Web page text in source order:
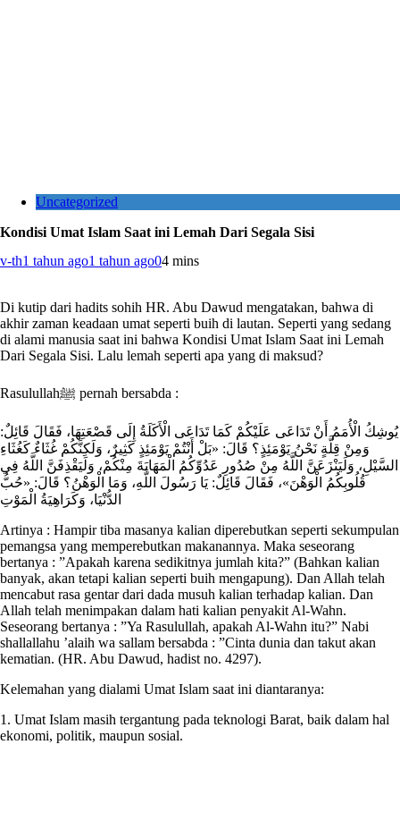
Uncategorized
Kondisi Umat Islam Saat ini Lemah Dari Segala Sisi
v-th1 tahun ago1 tahun ago04 mins
Di kutip dari hadits sohih HR. Abu Dawud mengatakan, bahwa di
akhir zaman keadaan umat seperti buih di lautan. Seperti yang sedang
di alami manusia saat ini bahwa Kondisi Umat Islam Saat ini Lemah
Dari Segala Sisi. Lalu lemah seperti apa yang di maksud?
Rasulullahﷺ pernah bersabda :
يُوشِكُ الْأُمَمُ أَنْ تَدَاعَى عَلَيْكُمْ كَمَا تَدَاعَى الْأَكَلَةُ إِلَى قَصْعَتِهَا، فَقَالَ قَائِلٌ:
وَمِنْ قِلَّةٍ نَحْنُ يَوْمَئِذٍ؟ قَالَ: «بَلْ أَنْتُمْ يَوْمَئِذٍ كَثِيرٌ، وَلَكِنَّكُمْ غُثَاءٌ كَغُثَاءِ
السَّيْلِ، وَلَيَنْزَعَنَّ اللَّهُ مِنْ صُدُورِ عَدُوِّكُمُ الْمَهَابَةَ مِنْكُمْ، وَلَيَقْذِفَنَّ اللَّهُ فِي
قُلُوبِكُمُ الْوَهْنَ»، فَقَالَ قَائِلٌ: يَا رَسُولَ اللَّهِ، وَمَا الْوَهْنُ؟ قَالَ: «حُبُّ
الدُّنْيَا، وَكَرَاهِيَةُ الْمَوْتِ
Artinya : Hampir tiba masanya kalian diperebutkan seperti sekumpulan
pemangsa yang memperebutkan makanannya. Maka seseorang
bertanya : ”Apakah karena sedikitnya jumlah kita?” (Bahkan kalian
banyak, akan tetapi kalian seperti buih mengapung). Dan Allah telah
mencabut rasa gentar dari dada musuh kalian terhadap kalian. Dan
Allah telah menimpakan dalam hati kalian penyakit Al-Wahn.
Seseorang bertanya : ”Ya Rasulullah, apakah Al-Wahn itu?” Nabi
shallallahu ’alaih wa sallam bersabda : ”Cinta dunia dan takut akan
kematian. (HR. Abu Dawud, hadist no. 4297).
Kelemahan yang dialami Umat Islam saat ini diantaranya:
1. Umat Islam masih tergantung pada teknologi Barat, baik dalam hal
ekonomi, politik, maupun sosial.